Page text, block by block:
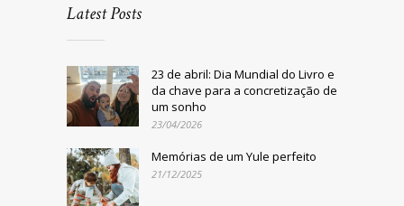
Latest Posts
23 de abril: Dia Mundial do Livro e
da chave para a concretização de
um sonho
23/04/2026
Memórias de um Yule perfeito
21/12/2025